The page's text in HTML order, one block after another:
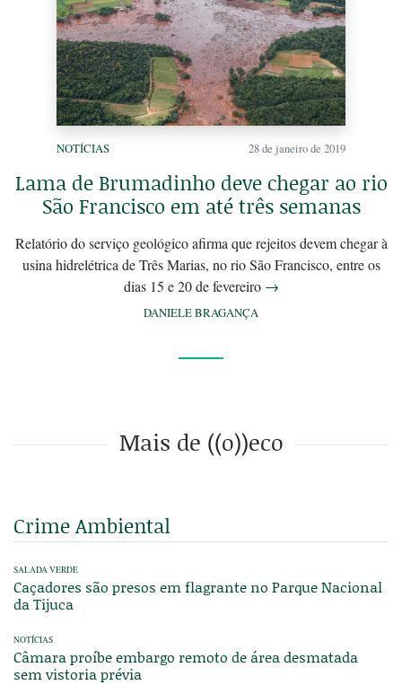
NOTÍCIAS 28 de janeiro de 2019
Lama de Brumadinho deve chegar ao rio
São Francisco em até três semanas
Relatório do serviço geológico afirma que rejeitos devem chegar à
usina hidrelétrica de Três Marias, no rio São Francisco, entre os
dias 15 e 20 de fevereiro →
DANIELE BRAGANÇA
Mais de ((o))eco
Crime Ambiental
SALADA VERDE
Caçadores são presos em flagrante no Parque Nacional
da Tijuca
NOTÍCIAS
Câmara proíbe embargo remoto de área desmatada
sem vistoria prévia